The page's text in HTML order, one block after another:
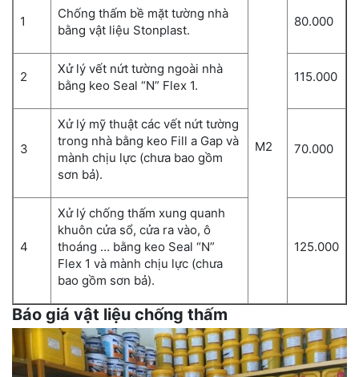
1
Chống thấm bề mặt tường nhà
bằng vật liệu Stonplast.
M2
80.000
2
Xử lý vết nứt tường ngoài nhà
bằng keo Seal “N” Flex 1.
115.000
3
Xử lý mỹ thuật các vết nứt tường
trong nhà bằng keo Fill a Gap và
mành chịu lực (chưa bao gồm
sơn bả).
70.000
4
Xử lý chống thấm xung quanh
khuôn cửa sổ, cửa ra vào, ô
thoáng … bằng keo Seal “N”
Flex 1 và mành chịu lực (chưa
bao gồm sơn bả).
125.000
Báo giá vật liệu chống thấm